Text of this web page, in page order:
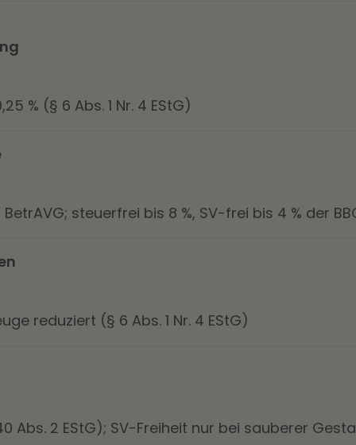
% (§ 6 Abs. 1 Nr. 4 EStG)
steuerfrei bis 8 %, SV-frei bis 4 % der
reduziert (§ 6 Abs. 1 Nr. 4 EStG)
Abs. 2 EStG); SV-Freiheit nur bei sauberer